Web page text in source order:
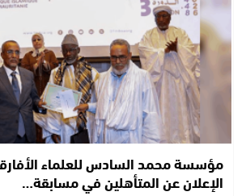
مؤسسة محمد السادس للعلماء
الإعلان عن المتأهلين في مسابقة…